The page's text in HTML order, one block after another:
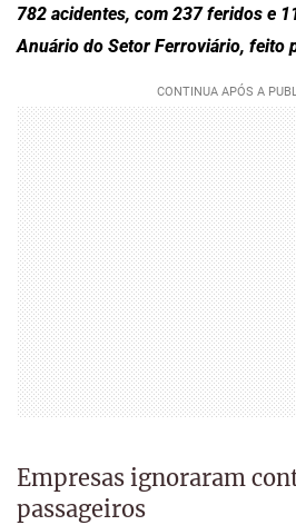
782 acidentes, com 237 feridos e
Anuário do Setor Ferroviário, feito
Empresas ignoraram
passageiros